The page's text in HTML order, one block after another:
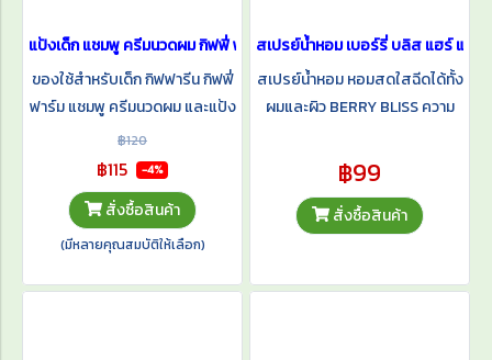
แป้งเด็ก แชมพู ครีมนวดผม กิฟฟี่ ฟาร์ม
ของใช้สำหรับเด็ก กิฟฟารีน กิฟฟี่
ฟาร์ม แชมพู ครีมนวดผม และแป้ง
ฝุ่นโรยตัว สูตรอ่อนโยน
฿120
฿115 -4%
สั่งซื้อสินค้า
(มีหลายคุณสมบัติให้เลือก)
สเปรย์น้ำหอม เบอร์รี่ บลิส แฮร์ แอ
สเปรย์น้ำหอม หอมสดใสฉีดได้ทั้ง
ผมและผิว BERRY BLISS ความ
สดใส แนว Fruity Floral หอมติด
ทนนาน พกพาสะดวก ฉีดได้บ่อย
เพิ่มความมั่นใจทุกครั้งที่ต้องการ
฿99
สั่งซื้อสินค้า